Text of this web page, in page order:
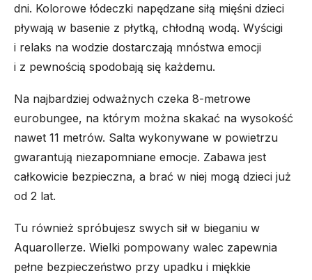
dni. Kolorowe łódeczki napędzane siłą mięśni dzieci
pływają w basenie z płytką, chłodną wodą. Wyścigi
i relaks na wodzie dostarczają mnóstwa emocji
i z pewnością spodobają się każdemu.
Na najbardziej odważnych czeka 8-metrowe
eurobungee, na którym można skakać na wysokość
nawet 11 metrów. Salta wykonywane w powietrzu
gwarantują niezapomniane emocje. Zabawa jest
całkowicie bezpieczna, a brać w niej mogą dzieci już
od 2 lat.
Tu również spróbujesz swych sił w bieganiu w
Aquarollerze. Wielki pompowany walec zapewnia
pełne bezpieczeństwo przy upadku i miękkie